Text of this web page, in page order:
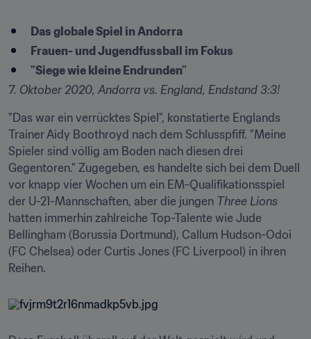
Das globale Spiel in Andorra
Frauen- und Jugendfussball im Fokus
"Siege wie kleine Endrunden"
7. Oktober 2020, Andorra vs. England, Endstand 3:3!
"Das war ein verrücktes Spiel", konstatierte Englands
Trainer Aidy Boothroyd nach dem Schlusspfiff. "Meine
Spieler sind völlig am Boden nach diesen drei
Gegentoren." Zugegeben, es handelte sich bei dem Duell
vor knapp vier Wochen um ein EM-Qualifikationsspiel
der U-21-Mannschaften, aber die jungen Three Lions
hatten immerhin zahlreiche Top-Talente wie Jude
Bellingham (Borussia Dortmund), Callum Hudson-Odoi
(FC Chelsea) oder Curtis Jones (FC Liverpool) in ihren
Reihen.